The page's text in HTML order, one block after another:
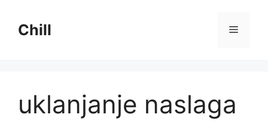
sadržajChill
uklanjanje naslaga